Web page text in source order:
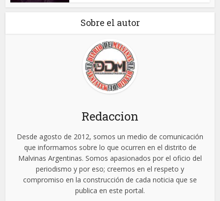
Sobre el autor
Redaccion
Desde agosto de 2012, somos un medio de comunicación
que informamos sobre lo que ocurren en el distrito de
Malvinas Argentinas. Somos apasionados por el oficio del
periodismo y por eso; creemos en el respeto y
compromiso en la construcción de cada noticia que se
publica en este portal.